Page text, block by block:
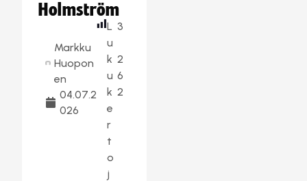
Holmström
Markku
Huopon
en
04.07.2
026
L
u
k
u
k
e
r
t
o
j
3
2
6
2